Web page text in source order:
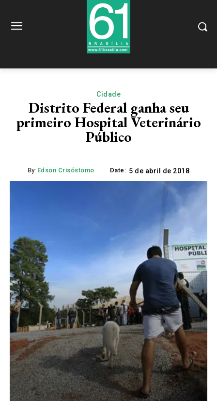
Cidade
Distrito Federal ganha seu
primeiro Hospital Veterinário
Público
By: Edson Crisóstomo Date: 5 de abril de 2018